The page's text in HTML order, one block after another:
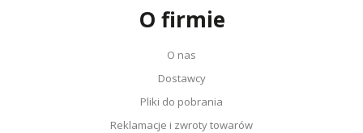
O firmie
O nas
Dostawcy
Pliki do pobrania
Reklamacje i zwroty towarów